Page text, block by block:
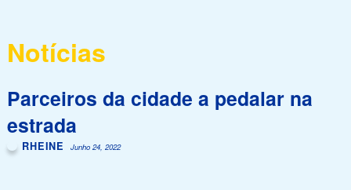
Notícias
Parceiros da cidade a pedalar na
estrada
RHEINE Junho 24, 2022